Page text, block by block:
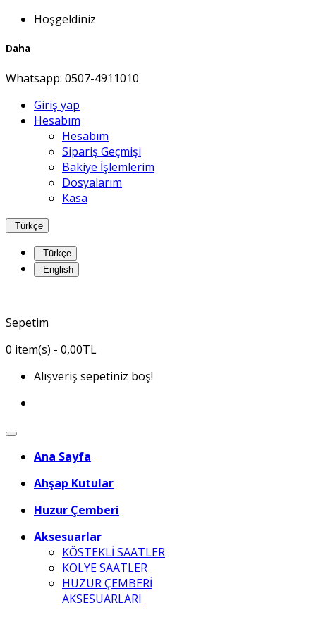
Hoşgeldiniz
Daha
Whatsapp: 0507-4911010
Giriş yap
Hesabım
Hesabım
Sipariş Geçmişi
Bakiye İşlemlerim
Dosyalarım
Kasa
Türkçe
Türkçe
English
Sepetim
0 item(s) - 0,00TL
Alışveriş sepetiniz boş!
Ana Sayfa
Ahşap Kutular
Huzur Çemberi
Aksesuarlar
KÖSTEKLİ SAATLER
KOLYE SAATLER
HUZUR ÇEMBERİ
AKSESUARLARI